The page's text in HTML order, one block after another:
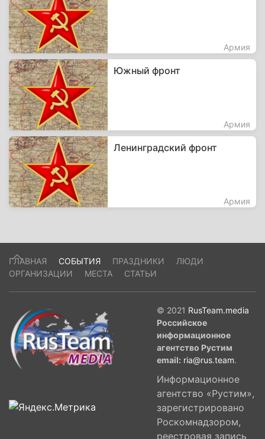
Армия
Южный фронт
Армия
Ленинградский фронт
Армия
ГЛАВНАЯ СОБЫТИЯ ПРАЗДНИКИ
ЛЮДИ
ОРГАНИЗАЦИИ
МЕСТА СТАТЬИ
© 2021 RusTeam.media
Российское
информационное
агентство Рустим
email: ria@rus.team.
Информационное
агентство «Рустим»,
зарегистрировано
Роскомнадзором,
реестровая запись